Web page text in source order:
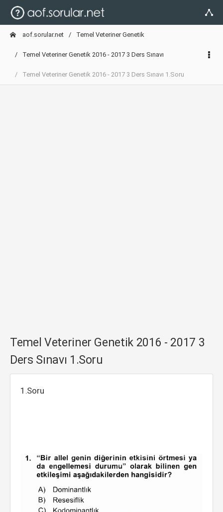
aof.sorular.net Temel Veteriner Genetik
Temel Veteriner Genetik 2016 - 2017 3 Ders Sınavı
Temel Veteriner Genetik 2016 - 2017 3 Ders Sınavı 1.Soru
Temel Veteriner Genetik 2016 - 2017 3
Ders Sınavı 1.Soru
1.Soru